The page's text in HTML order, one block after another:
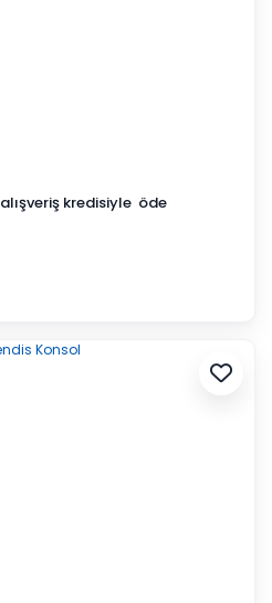
alışveriş kredisiyle öde